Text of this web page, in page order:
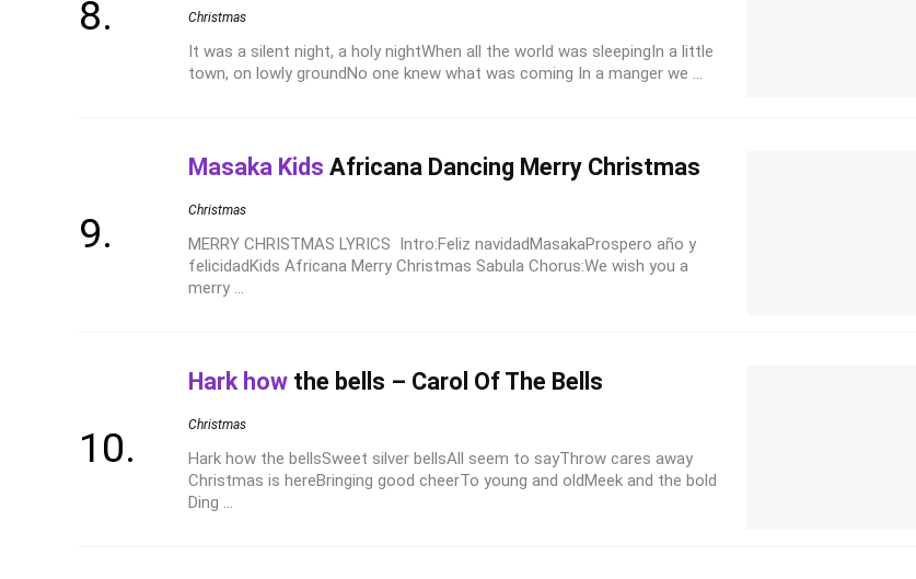
Christmas
It was a silent night, a holy nightWhen all the world was sleepingIn a little
town, on lowly groundNo one knew what was coming In a manger we ...
Masaka Kids Africana Dancing Merry Christmas
Christmas
MERRY CHRISTMAS LYRICS Intro:Feliz navidadMasakaProspero año y
felicidadKids Africana Merry Christmas Sabula Chorus:We wish you a
merry ...
Hark how the bells – Carol Of The Bells
Christmas
Hark how the bellsSweet silver bellsAll seem to sayThrow cares away
Christmas is hereBringing good cheerTo young and oldMeek and the bold
Ding ...